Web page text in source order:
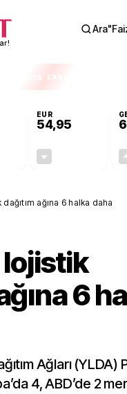
Ara"
EKSTRA
EUR
54,95
dağıtım ağına 6 halka daha
lojistik
6
Ağları (YLDA)
4, ABD’de 2